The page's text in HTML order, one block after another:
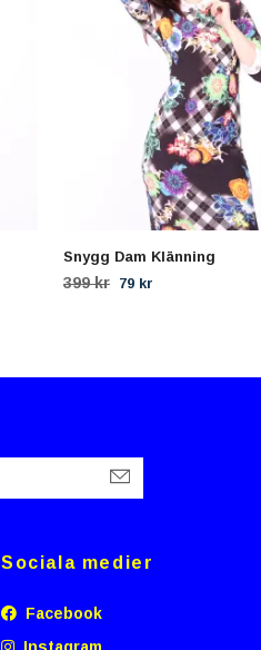
Snygg Dam Klänning
399 kr 79 kr
Sociala medier
Facebook